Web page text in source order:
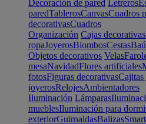
Decoración de pared Letreros
paredTablerosCanvasCuadros
decorativasCuadros
Organización Cajas decorativas
ropaJoyerosBiombosCestas
Objetos decorativos Velas
mesaNavidadFlores artificiales
fotosFiguras decorativasCajitas
joyerosRelojesAmbientadores
Iluminación Lámparas
mueblesIluminación para
exteriorGuirnaldasBalizasSmart